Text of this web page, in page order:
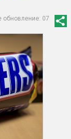
обновление: 07